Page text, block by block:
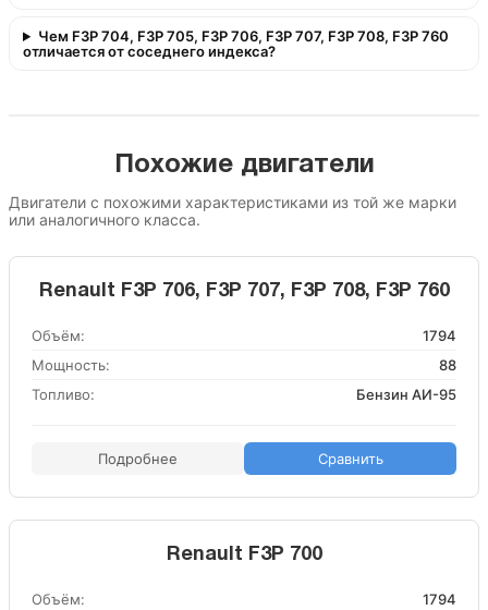
Чем F3P 704, F3P 705, F3P 706, F3P 707, F3P 708, F3P 760
отличается от соседнего индекса?
Похожие двигатели
Двигатели с похожими характеристиками из той же марки
или аналогичного класса.
Renault F3P 706, F3P 707, F3P 708, F3P 760
Объём:
1794
Мощность:
88
Топливо:
Бензин АИ-95
Подробнее Сравнить
Renault F3P 700
Объём:
1794